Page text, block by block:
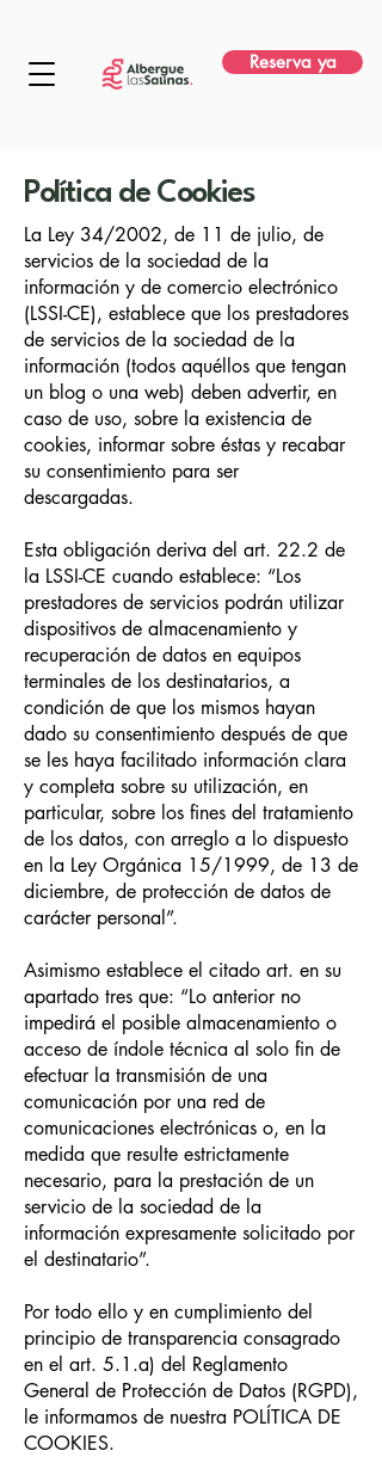
Reserva ya
Política de Cookies
La Ley 34/2002, de 11 de julio, de
servicios de la sociedad de la
información y de comercio electrónico
(LSSI-CE), establece que los prestadores
de servicios de la sociedad de la
información (todos aquéllos que tengan
un blog o una web) deben advertir, en
caso de uso, sobre la existencia de
cookies, informar sobre éstas y recabar
su consentimiento para ser
descargadas.
Esta obligación deriva del art. 22.2 de
la LSSI-CE cuando establece: “Los
prestadores de servicios podrán utilizar
dispositivos de almacenamiento y
recuperación de datos en equipos
terminales de los destinatarios, a
condición de que los mismos hayan
dado su consentimiento después de que
se les haya facilitado información clara
y completa sobre su utilización, en
particular, sobre los fines del tratamiento
de los datos, con arreglo a lo dispuesto
en la Ley Orgánica 15/1999, de 13 de
diciembre, de protección de datos de
carácter personal”.
Asimismo establece el citado art. en su
apartado tres que: “Lo anterior no
impedirá el posible almacenamiento o
acceso de índole técnica al solo fin de
efectuar la transmisión de una
comunicación por una red de
comunicaciones electrónicas o, en la
medida que resulte estrictamente
necesario, para la prestación de un
servicio de la sociedad de la
información expresamente solicitado por
el destinatario”.
Por todo ello y en cumplimiento del
principio de transparencia consagrado
en el art. 5.1.a) del Reglamento
General de Protección de Datos (RGPD),
le informamos de nuestra POLÍTICA DE
COOKIES.